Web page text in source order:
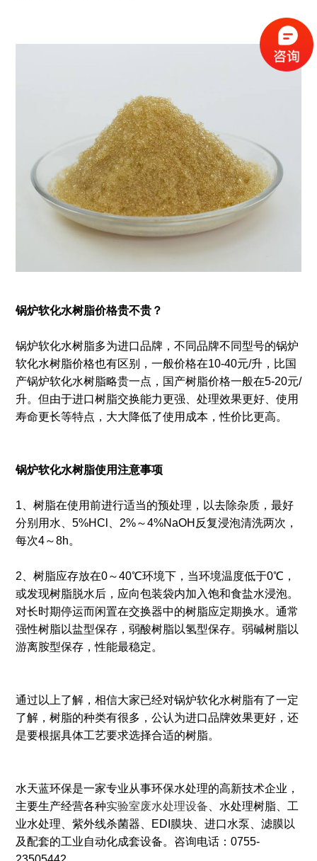
锅炉软化水树脂价格贵不贵？
锅炉软化水树脂多为进口品牌，不同品牌不同型号的锅炉
软化水树脂价格也有区别，一般价格在10-40元/升，比国
产锅炉软化水树脂略贵一点，国产树脂价格一般在5-20元/
升。但由于进口树脂交换能力更强、处理效果更好、使用
寿命更长等特点，大大降低了使用成本，性价比更高。
锅炉软化水树脂使用注意事项
1、树脂在使用前进行适当的预处理，以去除杂质，最好
分别用水、5%HCl、2%～4%NaOH反复浸泡清洗两次，
每次4～8h。
2、树脂应存放在0～40℃环境下，当环境温度低于0℃，
或发现树脂脱水后，应向包装袋内加入饱和食盐水浸泡。
对长时期停运而闲置在交换器中的树脂应定期换水。通常
强性树脂以盐型保存，弱酸树脂以氢型保存。弱碱树脂以
游离胺型保存，性能最稳定。
通过以上了解，相信大家已经对锅炉软化水树脂有了一定
了解，树脂的种类有很多，公认为进口品牌效果更好，还
是要根据具体工艺要求选择合适的树脂。
水天蓝环保是一家专业从事环保水处理的高新技术企业，
主要生产经营各种实验室废水处理设备 、水处理树脂、工
业水处理、紫外线杀菌器、EDI膜块、进口水泵、滤膜以
及配套的工业自动化成套设备。咨询电话：0755-